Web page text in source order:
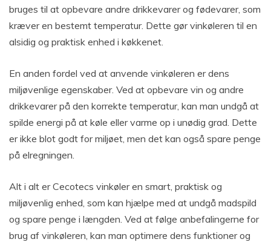
bruges til at opbevare andre drikkevarer og fødevarer, som
kræver en bestemt temperatur. Dette gør vinkøleren til en
alsidig og praktisk enhed i køkkenet.
En anden fordel ved at anvende vinkøleren er dens
miljøvenlige egenskaber. Ved at opbevare vin og andre
drikkevarer på den korrekte temperatur, kan man undgå at
spilde energi på at køle eller varme op i unødig grad. Dette
er ikke blot godt for miljøet, men det kan også spare penge
på elregningen.
Alt i alt er Cecotecs vinkøler en smart, praktisk og
miljøvenlig enhed, som kan hjælpe med at undgå madspild
og spare penge i længden. Ved at følge anbefalingerne for
brug af vinkøleren, kan man optimere dens funktioner og